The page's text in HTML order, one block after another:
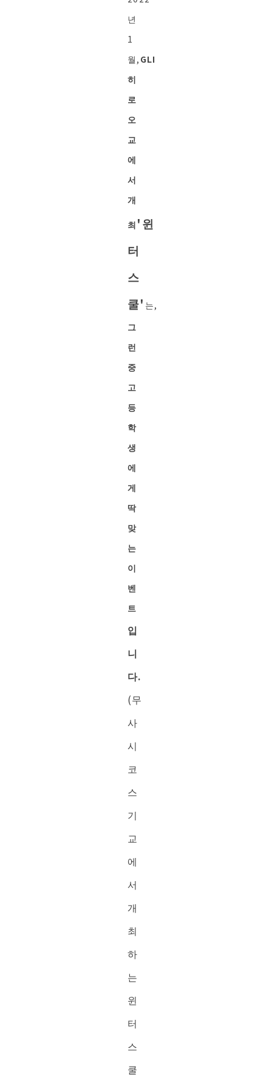
년
1
월, GLI
히
로
오
교
에
서
개
최 '윈
터
스
쿨' 는,
그
런
중
고
등
학
생
에
게
딱
맞
는
이
벤
트
입
니
다.
(무
사
시
코
스
기
교
에
서
개
최
하
는
윈
터
스
쿨